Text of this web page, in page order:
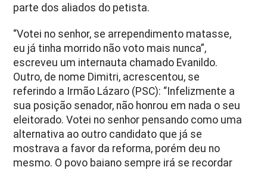
parte dos aliados do petista.
“Votei no senhor, se arrependimento matasse,
eu já tinha morrido não voto mais nunca”,
escreveu um internauta chamado Evanildo.
Outro, de nome Dimitri, acrescentou, se
referindo a Irmão Lázaro (PSC): “Infelizmente a
sua posição senador, não honrou em nada o seu
eleitorado. Votei no senhor pensando como uma
alternativa ao outro candidato que já se
mostrava a favor da reforma, porém deu no
mesmo. O povo baiano sempre irá se recordar